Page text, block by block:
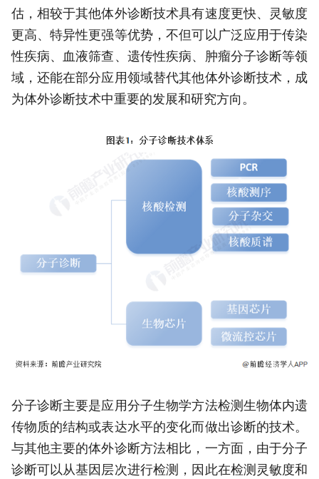
估，相较于其他体外诊断技术具有速度更快、灵敏度
更高、特异性更强等优势，不但可以广泛应用于传染
性疾病、血液筛查、遗传性疾病、肿瘤分子诊断等领
域，还能在部分应用领域替代其他体外诊断技术，成
为体外诊断技术中重要的发展和研究方向。
分子诊断主要是应用分子生物学方法检测生物体内遗
传物质的结构或表达水平的变化而做出诊断的技术。
与其他主要的体外诊断方法相比，一方面，由于分子
诊断可以从基因层次进行检测，因此在检测灵敏度和